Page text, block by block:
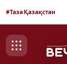
#Таза Қазақстан